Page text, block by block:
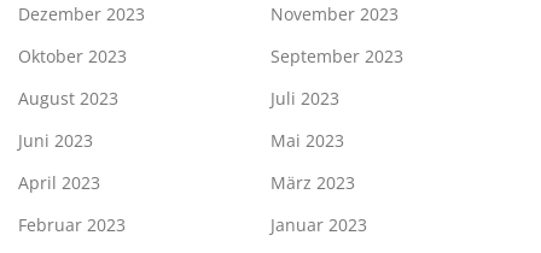
Dezember 2023
November 2023
Oktober 2023
September 2023
August 2023
Juli 2023
Juni 2023
Mai 2023
April 2023
März 2023
Februar 2023
Januar 2023